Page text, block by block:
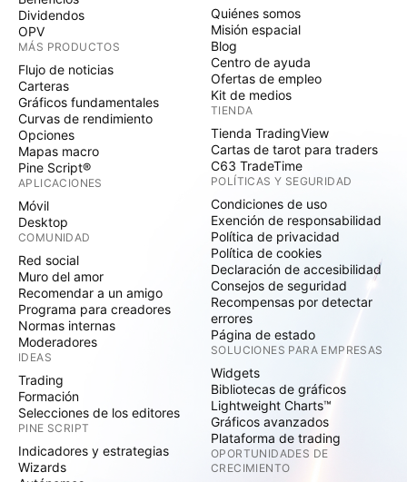
Dividendos
OPV
MÁS PRODUCTOS
Flujo de noticias
Carteras
Gráficos fundamentales
Curvas de rendimiento
Opciones
Mapas macro
Pine Script®
APLICACIONES
Móvil
Desktop
COMUNIDAD
Red social
Muro del amor
Recomendar a un amigo
Programa para creadores
Normas internas
Moderadores
IDEAS
Trading
Formación
Selecciones de los editores
PINE SCRIPT
Indicadores y estrategias
Wizards
Quiénes somos
Misión espacial
Blog
Centro de ayuda
Ofertas de empleo
Kit de medios
TIENDA
Tienda TradingView
Cartas de tarot para traders
C63 TradeTime
POLÍTICAS Y SEGURIDAD
Condiciones de uso
Exención de responsabilidad
Política de privacidad
Política de cookies
Declaración de accesibilidad
Consejos de seguridad
Recompensas por detectar
errores
Página de estado
SOLUCIONES PARA EMPRESAS
Widgets
Bibliotecas de gráficos
Lightweight Charts™
Gráficos avanzados
Plataforma de trading
OPORTUNIDADES DE
CRECIMIENTO